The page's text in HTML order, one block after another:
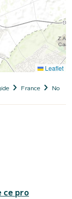
Leaflet
France
ce pro